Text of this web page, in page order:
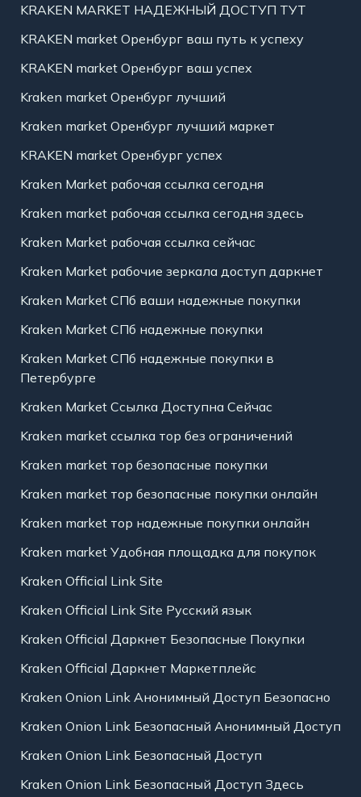
KRAKEN MARKET НАДЕЖНЫЙ ДОСТУП ТУТ
KRAKEN market Оренбург ваш путь к успеху
KRAKEN market Оренбург ваш успех
Kraken market Оренбург лучший
Kraken market Оренбург лучший маркет
KRAKEN market Оренбург успех
Kraken Market рабочая ссылка сегодня
Kraken market рабочая ссылка сегодня здесь
Kraken Market рабочая ссылка сейчас
Kraken Market рабочие зеркала доступ даркнет
Kraken Market СПб ваши надежные покупки
Kraken Market СПб надежные покупки
Kraken Market СПб надежные покупки в
Петербурге
Kraken Market Ссылка Доступна Сейчас
Kraken market ссылка тор без ограничений
Kraken market тор безопасные покупки
Kraken market тор безопасные покупки онлайн
Kraken market тор надежные покупки онлайн
Kraken market Удобная площадка для покупок
Kraken Official Link Site
Kraken Official Link Site Русский язык
Kraken Official Даркнет Безопасные Покупки
Kraken Official Даркнет Маркетплейс
Kraken Onion Link Анонимный Доступ Безопасно
Kraken Onion Link Безопасный Анонимный Доступ
Kraken Onion Link Безопасный Доступ
Kraken Onion Link Безопасный Доступ Здесь